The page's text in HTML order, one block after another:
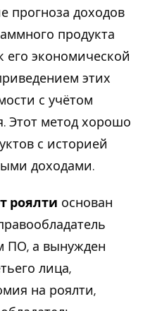
прогноза доходов
продукта
его экономической
этих
с учётом
Этот метод хорошо
с историей
доходами.
роялти основан
ПО, а вынужден
лица,
на роялти,